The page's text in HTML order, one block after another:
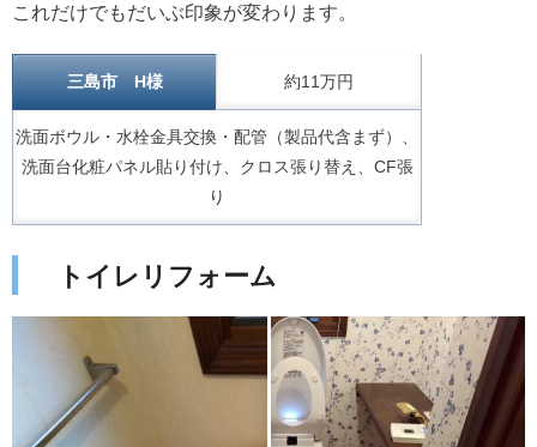
これだけでもだいぶ印象が変わります。
三島市 H様 約11万円
洗面ボウル・水栓金具交換・配管（製品代含まず）、
洗面台化粧パネル貼り付け、クロス張り替え、CF張
り
トイレリフォーム